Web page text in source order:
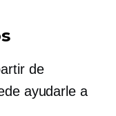
de
ayudarle a